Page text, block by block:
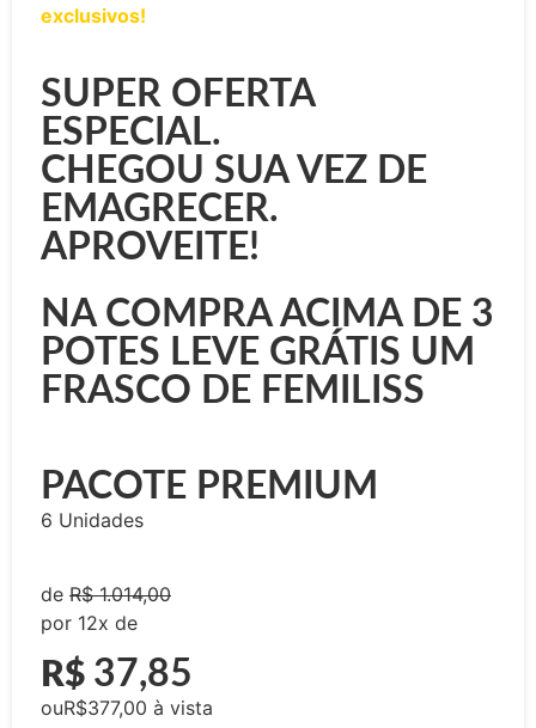
exclusivos!
SUPER OFERTA
ESPECIAL.
CHEGOU SUA VEZ DE
EMAGRECER.
APROVEITE!
NA COMPRA ACIMA DE 3
POTES LEVE GRÁTIS UM
FRASCO DE FEMILISS
PACOTE PREMIUM
6 Unidades
de R$ 1.014,00
por 12x de
R$ 37,85
ouR$377,00 à vista